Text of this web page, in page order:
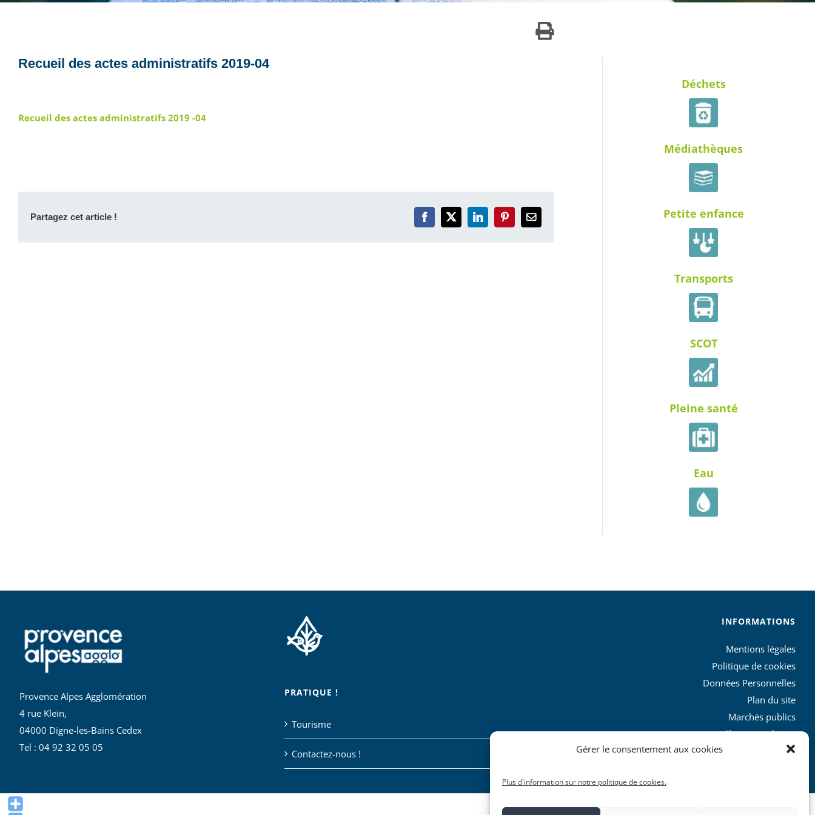
Gérer le consentement aux cookies
Plus d'information sur notre politique de cookies.
Recueil des actes administratifs 2019-04
Recueil des actes administratifs 2019 -04
Partagez cet article ! Facebook
X LinkedInPinterestEmail
Déchets
Médiathèques
Petite enfance
Transports
SCOT
Pleine santé
Eau
Provence Alpes Agglomération
4 rue Klein,
04000 Digne-les-Bains Cedex
Tel : 04 92 32 05 05
PRATIQUE !
Tourisme
Contactez-nous !
INFORMATIONS
Mentions légales
Politique de cookies
Données Personnelles
Plan du site
Marchés publics
Charte graphique
L’agglo recrute